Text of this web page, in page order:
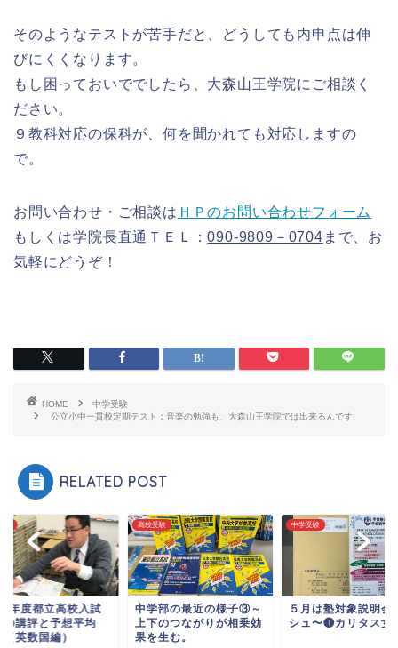
そのようなテストが苦手だと、どうしても内申点は伸
びにくくなります。
もし困っておいででしたら、大森山王学院にご相談く
ださい。
９教科対応の保科が、何を聞かれても対応しますの
で。
お問い合わせ・ご相談は ＨＰのお問い合わせフォーム
もしくは学院長直通ＴＥＬ：090-9809－0704 まで、お
気軽にどうぞ！
HOME
中学受験
公立小中一貫校定期テスト：音楽の勉強も、大森山王学院では出来るんです
RELATED POST
年度都立高校入試
の講評と予想平均
（英数国編）
高校受験
中学部の最近の様子③～
上下のつながりが相乗効
果を生む。
中学受験
５月は塾対象説明会
シュ〜❶カリタス女